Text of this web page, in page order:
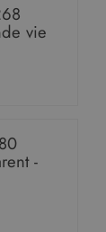
vie
-